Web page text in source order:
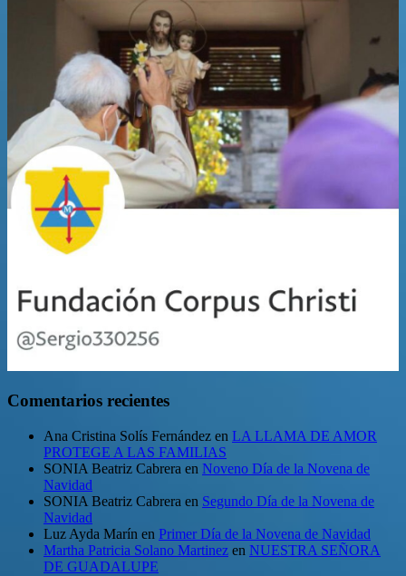
Comentarios recientes
Ana Cristina Solís Fernández en LA LLAMA DE AMOR
PROTEGE A LAS FAMILIAS
SONIA Beatriz Cabrera en Noveno Día de la Novena de
Navidad
SONIA Beatriz Cabrera en Segundo Día de la Novena de
Navidad
Luz Ayda Marín en Primer Día de la Novena de Navidad
Martha Patricia Solano Martinez en NUESTRA SEÑORA
DE GUADALUPE